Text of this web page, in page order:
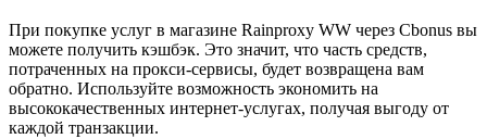
При покупке услуг в магазине Rainproxy WW через Cbonus вы
можете получить кэшбэк. Это значит, что часть средств,
потраченных на прокси-сервисы, будет возвращена вам
обратно. Используйте возможность экономить на
высококачественных интернет-услугах, получая выгоду от
каждой транзакции.